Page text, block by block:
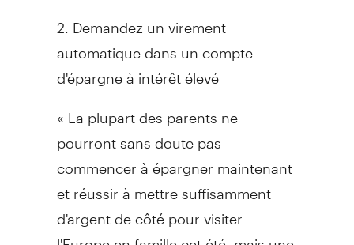
2. Demandez un virement
automatique dans un compte
d'épargne à intérêt élevé
« La plupart des parents ne
pourront sans doute pas
commencer à épargner maintenant
et réussir à mettre suffisamment
d'argent de côté pour visiter
l'Europe en famille cet été, mais une